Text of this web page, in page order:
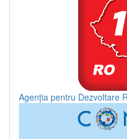
Agenția pentru Dezvoltare